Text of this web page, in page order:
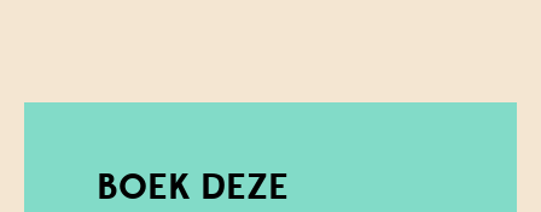
BOEK DEZE